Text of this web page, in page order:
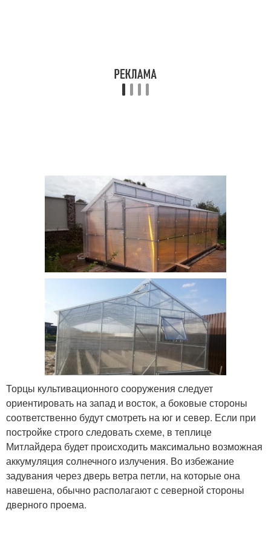
Торцы культивационного сооружения следует
ориентировать на запад и восток, а боковые стороны
соответственно будут смотреть на юг и север. Если при
постройке строго следовать схеме, в теплице
Митлайдера будет происходить максимально возможная
аккумуляция солнечного излучения. Во избежание
задувания через дверь ветра петли, на которые она
навешена, обычно располагают с северной стороны
дверного проема.